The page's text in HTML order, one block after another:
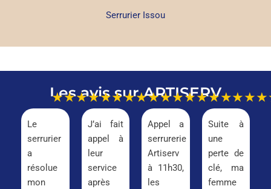
Serrurier Issou
Les avis sur ARTISERV
★★★★★
Le
serrurier
a
résolue
mon
★★★★★
J’ai fait
appel à
leur
service
après
★★★★★
Appel a
serrurerie
Artiserv
à 11h30,
les
Suite à
une
perte de
clé, ma
femme